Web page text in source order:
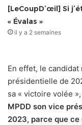
[LeCoupD’œil] Si
« Évalas »
il y a 2 semaines
En effet, le
présidentielle de
sa « victoire volée »,
MPDD son vice
2023, parce que